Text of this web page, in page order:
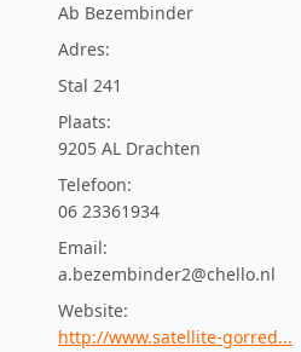
Ab Bezembinder
Adres:
Stal 241
Plaats:
9205 AL Drachten
Telefoon:
06 23361934
Email:
a.bezembinder2@chello.nl
Website:
http://www.satellite-gorred...